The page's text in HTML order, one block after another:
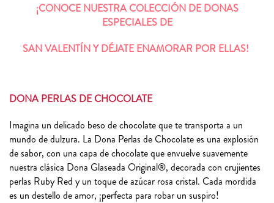
¡CONOCE NUESTRA COLECCIÓN DE DONAS
ESPECIALES DE
SAN VALENTÍNY DÉJATE ENAMORAR POR ELLAS!
DONA PERLAS DE CHOCOLATE
Imagina un delicado beso de chocolate que te transporta a un
mundo de dulzura. La Dona Perlas de Chocolate es una explosión
de sabor, con una capa de chocolate que envuelve suavemente
nuestra clásica Dona Glaseada Original®, decorada con crujientes
perlas Ruby Red y un toque de azúcar rosa cristal. Cada mordida
es un destello de amor, ¡perfecta para robar un suspiro!